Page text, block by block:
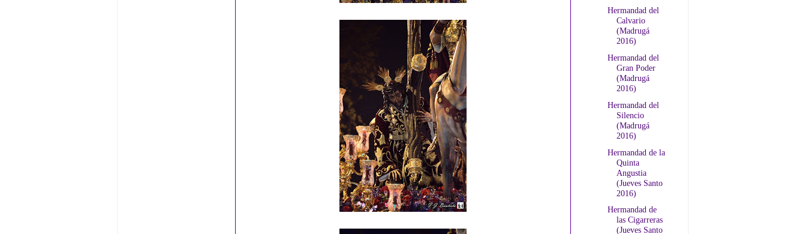
Hermandad del
Calvario
(Madrugá
2016)
Hermandad del
Gran Poder
(Madrugá
2016)
Hermandad del
Silencio
(Madrugá
2016)
Hermandad de la
Quinta
Angustia
(Jueves Santo
2016)
Hermandad de
las Cigarreras
(Jueves Santo